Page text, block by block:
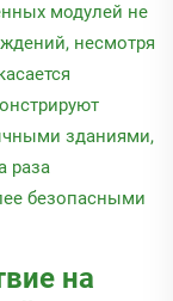
модулей не
несмотря
зданиями,
раза
безопасными
на